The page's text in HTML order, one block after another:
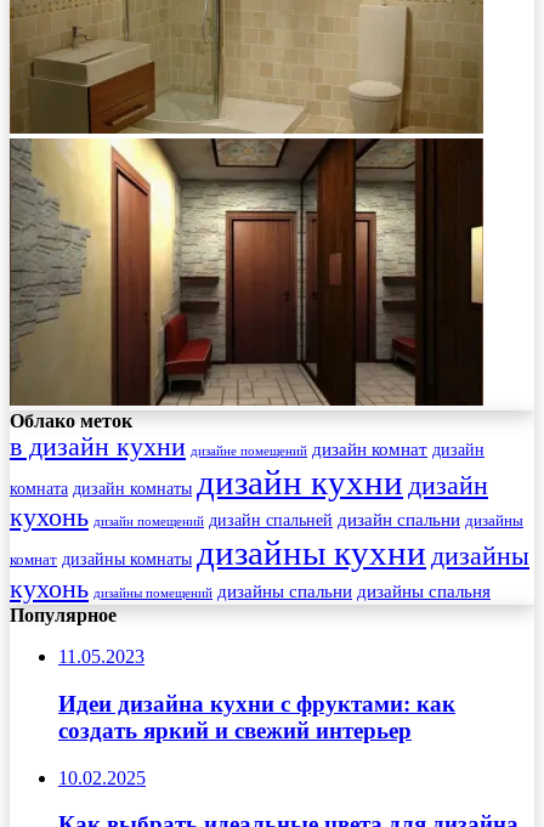
Облако меток
в дизайн кухни дизайне помещений дизайн комнат дизайн
комната дизайн комнаты дизайн кухни дизайн
кухонь дизайн помещений дизайн спальней дизайн спальни дизайны
комнат дизайны комнаты дизайны кухни дизайны
кухонь дизайны помещений дизайны спальни дизайны спальня
Популярное
11.05.2023
Идеи дизайна кухни с фруктами: как
создать яркий и свежий интерьер
10.02.2025